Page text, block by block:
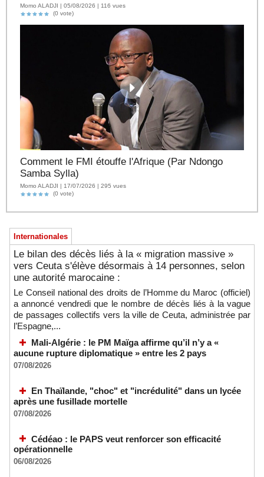
Momo ALADJI | 05/08/2026 | 116 vues
(0 vote)
Comment le FMI étouffe l'Afrique (Par Ndongo
Samba Sylla)
Momo ALADJI | 17/07/2026 | 295 vues
(0 vote)
Internationales
Le bilan des décès liés à la « migration massive »
vers Ceuta s'élève désormais à 14 personnes, selon
une autorité marocaine :
Le Conseil national des droits de l’Homme du Maroc (officiel)
a annoncé vendredi que le nombre de décès liés à la vague
de passages collectifs vers la ville de Ceuta, administrée par
l’Espagne,...
Mali-Algérie : le PM Maïga affirme qu’il n’y a «
aucune rupture diplomatique » entre les 2 pays
07/08/2026
En Thaïlande, "choc" et "incrédulité" dans un lycée
après une fusillade mortelle
07/08/2026
Cédéao : le PAPS veut renforcer son efficacité
opérationnelle
06/08/2026